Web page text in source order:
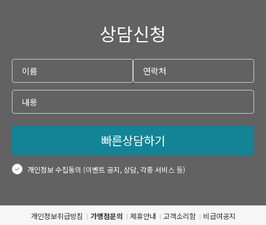
상담신청
빠른상담하기
개인정보 수집동의 (이벤트 공지, 상담, 각종 서비스 등)
개인정보취급방침 가맹점문의 제휴안내 고객소리함 비급여공지